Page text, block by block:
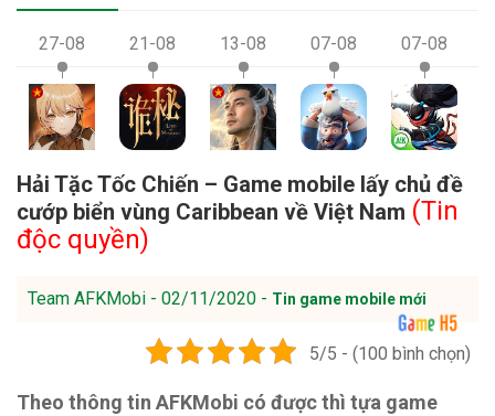
27-08 21-08 13-08 07-08 07-08
Hải Tặc Tốc Chiến – Game mobile lấy chủ đề
cướp biển vùng Caribbean về Việt Nam (Tin
độc quyền)
Team AFKMobi - 02/11/2020 - Tin game mobile mới
5/5 - (100 bình chọn)
Theo thông tin AFKMobi có được thì tựa game